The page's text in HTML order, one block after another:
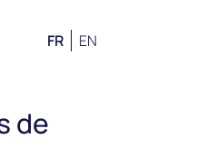
FR EN
de